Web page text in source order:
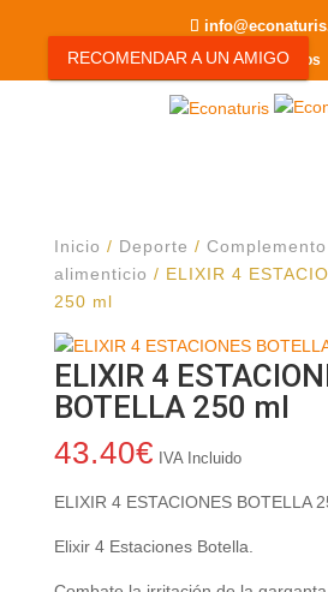
RECOMENDAR A UN AMIGO
0 elementos
Inicio / Deporte / Complemento
alimenticio / ELIXIR 4
250 ml
ELIXIR 4
BOTELLA 250 ml
43.40€ IVA Incluido
ELIXIR 4 ESTACIONES BOTELLA
Elixir 4 Estaciones Botella.